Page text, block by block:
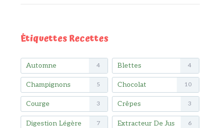
Étiquettes Recettes
Automne 4 Blettes 4
Champignons 5 Chocolat 10
Courge 3 Crêpes 3
Digestion Légère 7 Extracteur De Jus 6